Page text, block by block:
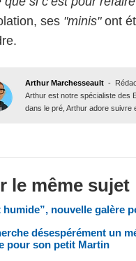
ses "minis"ont
Arthur Marchesseault -
Arthur est notre spécialiste des
dans le pré, Arthur adore suivre
le même sujet
humide”, nouvelle galère
désespérément un
pour son petit Martin